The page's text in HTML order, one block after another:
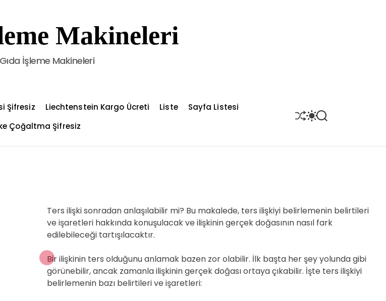
Makineleri
Gıda İşleme Makineleri
Şifresiz Liechtenstein Kargo Ücreti Liste
Sayfa Listesi
Çoğaltma Şifresiz
S
H
S
W
M
O
S
E
Ters ilişki sonradan anlaşılabilir mi? Bu makalede, ters ilişkiyi belirlemenin belirtileri
ve işaretleri hakkında konuşulacak ve ilişkinin gerçek doğasının nasıl fark
edilebileceği tartışılacaktır.
Bir ilişkinin ters olduğunu anlamak bazen zor olabilir. İlk başta her şey yolunda gibi
görünebilir, ancak zamanla ilişkinin gerçek doğası ortaya çıkabilir. İşte ters ilişkiyi
belirlemenin bazı belirtileri ve işaretleri: